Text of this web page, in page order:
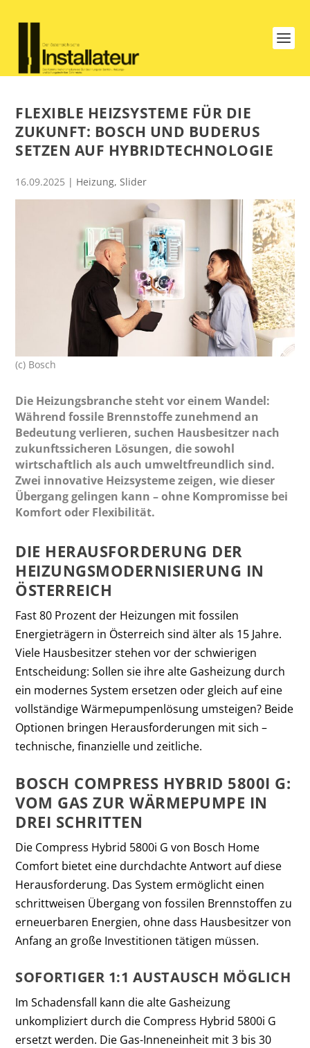
FLEXIBLE HEIZSYSTEME FÜR DIE
ZUKUNFT: BOSCH UND BUDERUS
SETZEN AUF HYBRIDTECHNOLOGIE
16.09.2025 | Heizung,Slider
(c) Bosch
Die Heizungsbranche steht vor einem Wandel:
Während fossile Brennstoffe zunehmend an
Bedeutung verlieren, suchen Hausbesitzer nach
zukunftssicheren Lösungen, die sowohl
wirtschaftlich als auch umweltfreundlich sind.
Zwei innovative Heizsysteme zeigen, wie dieser
Übergang gelingen kann – ohne Kompromisse bei
Komfort oder Flexibilität.
DIE HERAUSFORDERUNG DER
HEIZUNGSMODERNISIERUNG IN
ÖSTERREICH
Fast 80 Prozent der Heizungen mit fossilen
Energieträgern in Österreich sind älter als 15 Jahre.
Viele Hausbesitzer stehen vor der schwierigen
Entscheidung: Sollen sie ihre alte Gasheizung durch
ein modernes System ersetzen oder gleich auf eine
vollständige Wärmepumpenlösung umsteigen? Beide
Optionen bringen Herausforderungen mit sich –
technische, finanzielle und zeitliche.
BOSCH COMPRESS HYBRID 5800I G:
VOM GAS ZUR WÄRMEPUMPE IN
DREI SCHRITTEN
Die Compress Hybrid 5800i G von Bosch Home
Comfort bietet eine durchdachte Antwort auf diese
Herausforderung. Das System ermöglicht einen
schrittweisen Übergang von fossilen Brennstoffen zu
erneuerbaren Energien, ohne dass Hausbesitzer von
Anfang an große Investitionen tätigen müssen.
SOFORTIGER 1:1 AUSTAUSCH MÖGLICH
Im Schadensfall kann die alte Gasheizung
unkompliziert durch die Compress Hybrid 5800i G
ersetzt werden. Die Gas-Inneneinheit mit 3 bis 30